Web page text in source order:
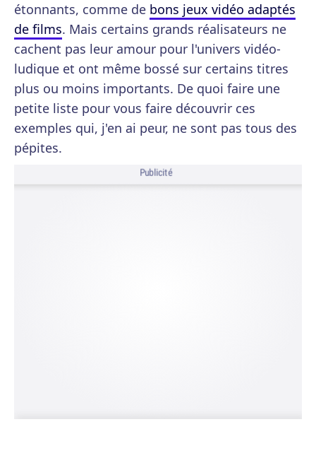
étonnants, comme de bons jeux vidéo adaptés
de films. Mais certains grands réalisateurs ne
cachent pas leur amour pour l'univers vidéo-
ludique et ont même bossé sur certains titres
plus ou moins importants. De quoi faire une
petite liste pour vous faire découvrir ces
exemples qui, j'en ai peur, ne sont pas tous des
pépites.
Publicité